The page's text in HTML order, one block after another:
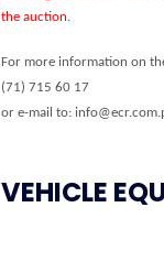
the auction.
For more information on
(71) 715 60 17
or e-mail to:
VEHICLE